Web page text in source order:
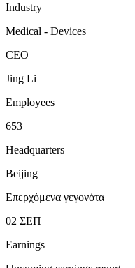
Industry
Medical - Devices
CEO
Jing Li
Employees
653
Headquarters
Beijing
Επερχόμενα γεγονότα
02 ΣΕΠ
Earnings